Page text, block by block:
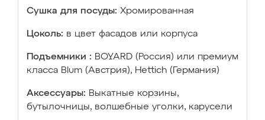
Сушка для посуды: Хромированная
Цоколь: в цвет фасадов или корпуса
Подъемники : BOYARD (Россия) или премиум
класса Blum (Австрия), Hettich (Германия)
Аксессуары: Выкатные корзины,
бутылочницы, волшебные уголки, карусели